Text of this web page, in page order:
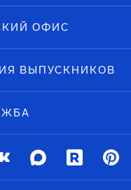
ОФИС
ВЫПУСКНИКОВ